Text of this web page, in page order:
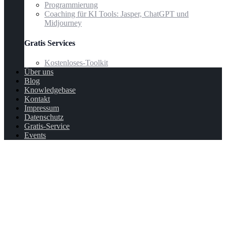
Programmierung
Coaching für KI Tools: Jasper, ChatGPT und
Midjourney
Gratis Services
Kostenloses-Toolkit
Über uns
Blog
Knowledgebase
Kontakt
Impressum
Datenschutz
Gratis-Service
Events